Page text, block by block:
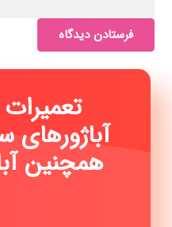
فرستادن دیدگاه
همچنین